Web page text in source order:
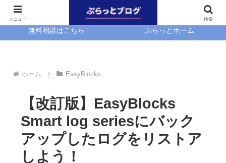
無料相談はこちら ぷらっとホーム
ホーム EasyBlocks
【改訂版】EasyBlocks
Smart log seriesにバック
アップしたログをリストア
しよう！
メニュー 検索